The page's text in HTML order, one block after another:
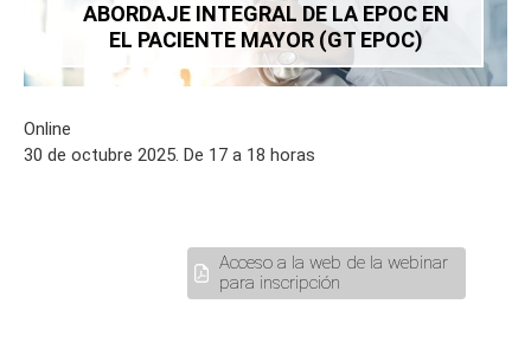
ABORDAJE INTEGRAL DE LA EPOC EN
EL PACIENTE MAYOR (GT EPOC)
Online
30 de octubre 2025. De 17 a 18 horas
Acceso a la web de la webinar
para inscripción